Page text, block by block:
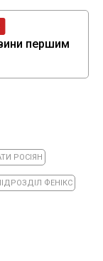
першим
РОСІЯН
ФЕНІКС